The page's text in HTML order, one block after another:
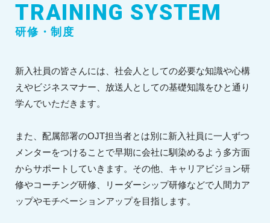
TRAINING SYSTEM
研修・制度
新入社員の皆さんには、社会人としての必要な知識や心構
えやビジネスマナー、放送人としての基礎知識をひと通り
学んでいただきます。
また、配属部署のOJT担当者とは別に新入社員に一人ずつ
メンターをつけることで早期に会社に馴染めるよう多方面
からサポートしていきます。その他、キャリアビジョン研
修やコーチング研修、リーダーシップ研修などで人間力ア
ップやモチベーションアップを目指します。